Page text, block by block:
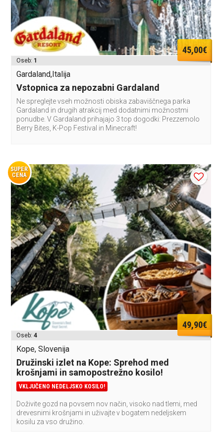
45,00€
Oseb: 1
Gardaland,Italija
Vstopnica za nepozabni Gardaland
Ne spreglejte vseh možnosti obiska zabaviščnega parka
Gardaland in drugih atrakcij med dodatnimi možnostmi
ponudbe. V Gardaland prihajajo 3 top dogodki: Prezzemolo
Berry Bites, K-Pop Festival in Minecraft!
SUPER
CENA
49,90€
Oseb:4
Kope, Slovenija
Družinski izlet na Kope: Sprehod med
krošnjami in samopostrežno kosilo!
VKLJUČENO NEDELJSKO KOSILO!
Doživite gozd na povsem nov način, visoko nad tlemi, med
drevesnimi krošnjami in uživajte v bogatem nedeljskem
kosilu za vso družino.